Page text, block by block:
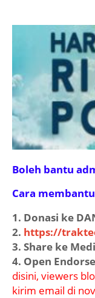
Boleh bantu
Cara
1. Donasi ke
2. https://
3. Share ke
4. Open
disini, viewers
kirim email di